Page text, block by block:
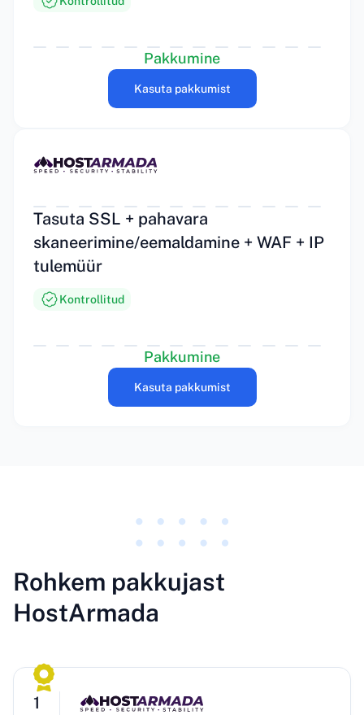
Pakkumine
Kasuta pakkumist
Tasuta SSL + pahavara
skaneerimine/eemaldamine + WAF + IP
tulemüür
Kontrollitud
Pakkumine
Kasuta pakkumist
Rohkem pakkujast
HostArmada
1